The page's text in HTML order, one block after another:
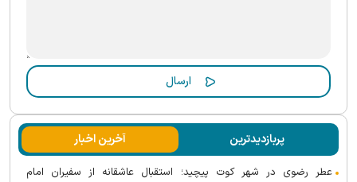
پربازدیدترین آخرین اخبار
عطر رضوی در شهر کوت پیچید؛ استقبال عاشقانه از سفیران امام